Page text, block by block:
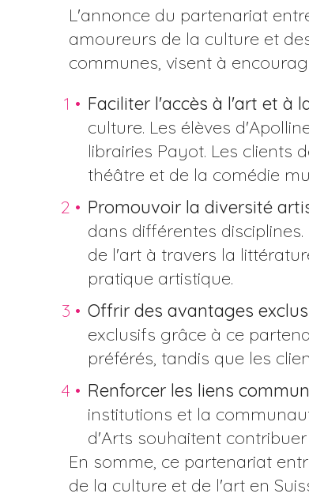
L'annonce du partenariat
amoureurs de la culture et
communes, visent à
Faciliter l'accès à l'art et à
culture. Les élèves
librairies Payot. Les clients
théâtre et de la comédie
Promouvoir la diversité
dans différentes
de l'art à travers la
pratique artistique.
Offrir des avantages
exclusifs grâce à ce
préférés, tandis que les
Renforcer les liens
institutions et la
d'Arts souhaitent
En somme, ce partenariat
de la culture et de l'art en